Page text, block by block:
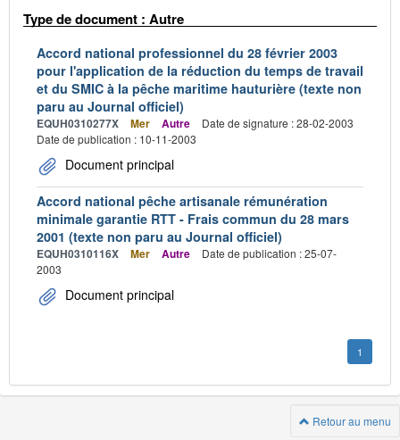
Type de document : Autre
Accord national professionnel du 28 février 2003
pour l'application de la réduction du temps de travail
et du SMIC à la pêche maritime hauturière (texte non
paru au Journal officiel)
EQUH0310277X Mer Autre
Date de signature : 28-02-2003
Date de publication : 10-11-2003
Document principal
Accord national pêche artisanale rémunération
minimale garantie RTT - Frais commun du 28 mars
2001 (texte non paru au Journal officiel)
EQUH0310116X Mer Autre
Date de publication : 25-07-
2003
Document principal
1
Retour au menu